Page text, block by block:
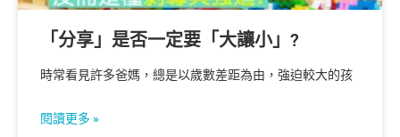
「分享」是否一定要「大讓小」?
時常看見許多爸媽，總是以歲數差距為由，強迫較大的孩
閱讀更多 »